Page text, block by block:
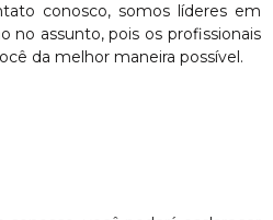
conosco, somos líderes em
no assunto, pois os profissionais
da melhor maneira possível.